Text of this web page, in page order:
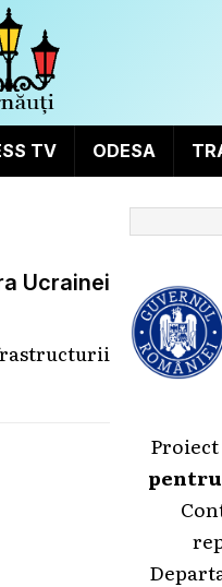
TV ODESA
Ucrainei